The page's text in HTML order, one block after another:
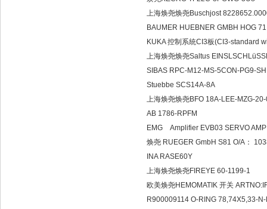
上海焕尧焕尧Buschjost
BAUMER HUEBNER
KUKA 控制系統CI3板(CI3-
上海焕尧焕尧Saltus
SIBAS RPC-M12-MS-
Stuebbe SCS14A-8A
上海焕尧焕尧BFO 18A-
AB 1786-RPFM
EMG Amplifier EVB03
焕尧 RUEGER GmbH S81
INA RASE60Y
上海焕尧焕尧FIREYE 60-
欧美焕尧HEMOMATIK 开关
R900009114 O-RING